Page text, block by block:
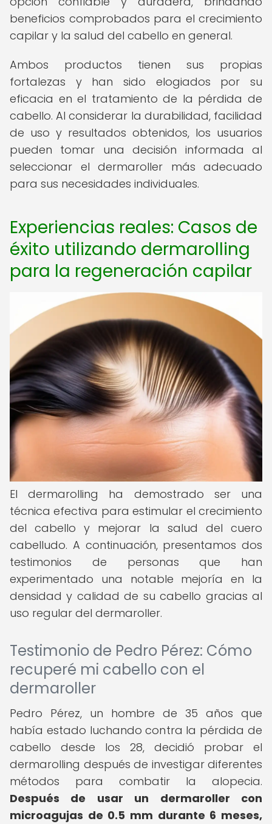
beneficios comprobados para el crecimiento
capilar y la salud del cabello en general.
Ambos productos tienen sus propias
fortalezas y han sido elogiados por su
eficacia en el tratamiento de la pérdida de
cabello. Al considerar la durabilidad, facilidad
de uso y resultados obtenidos, los usuarios
pueden tomar una decisión informada al
seleccionar el dermaroller más adecuado
para sus necesidades individuales.
Experiencias reales: Casos de
éxito utilizando dermarolling
para la regeneración capilar
El dermarolling ha demostrado ser una
técnica efectiva para estimular el crecimiento
del cabello y mejorar la salud del cuero
cabelludo. A continuación, presentamos dos
testimonios de personas que han
experimentado una notable mejoría en la
densidad y calidad de su cabello gracias al
uso regular del dermaroller.
Testimonio de Pedro Pérez: Cómo
recuperé mi cabello con el
dermaroller
Pedro Pérez, un hombre de 35 años que
había estado luchando contra la pérdida de
cabello desde los 28, decidió probar el
dermarolling después de investigar diferentes
métodos para combatir la alopecia.
Después de usar un dermaroller con
microagujas de 0.5 mm durante 6 meses,